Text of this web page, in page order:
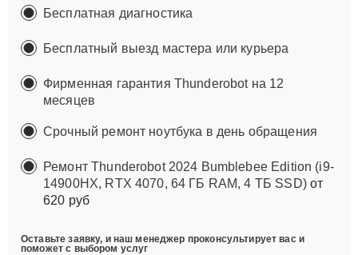
Бесплатная диагностика
Бесплатный выезд мастера или курьера
Фирменная гарантия Thunderobot на 12
месяцев
Срочный ремонт ноутбука в день обращения
Ремонт Thunderobot 2024 Bumblebee Edition (i9-
14900HX, RTX 4070, 64 ГБ RAM, 4 ТБ SSD) от
620 руб
Оставьте заявку, и наш менеджер проконсультирует вас и
поможет с выбором услуг